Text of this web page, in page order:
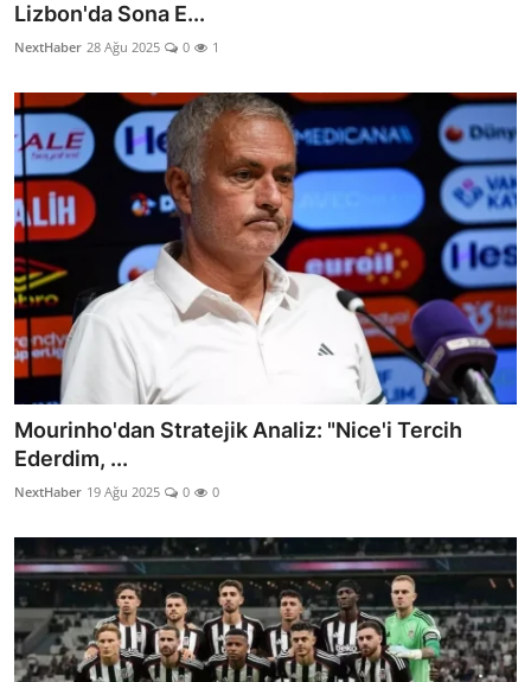
Lizbon'da Sona E...
NextHaber 28 Ağu 2025 0 1
Mourinho'dan Stratejik Analiz: "Nice'i Tercih
Ederdim, ...
NextHaber 19 Ağu 2025 0 0